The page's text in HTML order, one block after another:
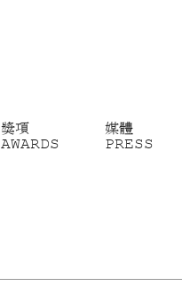
獎項
AWARDS
媒體
PRESS